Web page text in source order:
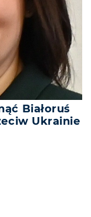
Białoruś
Ukrainie